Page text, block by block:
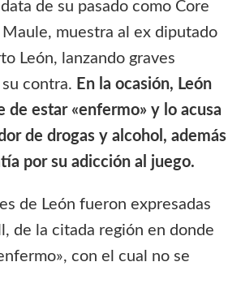
de su pasado como Core
muestra al ex diputado
León, lanzando graves
contra. En la ocasión, León
de estar «enfermo» y lo acusa
de drogas y alcohol, además
por su adicción al juego.
de León fueron expresadas
de la citada región en donde
con el cual no se